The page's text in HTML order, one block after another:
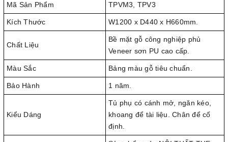
Mã Sản Phẩm TPVM3, TPV3
Kích Thước W1200 x D440 x H660mm.
Chất Liệu
Bề mặt gỗ công nghiệp phủ
Veneer sơn PU cao cấp.
Màu Sắc Bảng màu gỗ tiêu chuẩn.
Bảo Hành 1 năm.
Kiểu Dáng
Tủ phụ có cánh mở, ngăn kéo,
khoang để tài liệu. Chân để cố
định.